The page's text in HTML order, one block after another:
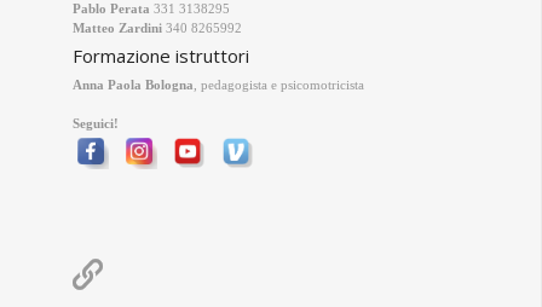
Pablo Perata 331 3138295
Matteo Zardini 340 8265992
Formazione istruttori
Anna Paola Bologna, pedagogista e psicomotricista
Seguici!
